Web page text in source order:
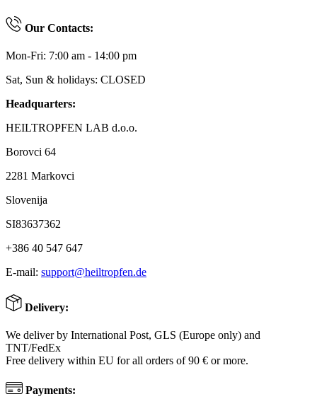
Our Contacts:
Mon-Fri: 7:00 am - 14:00 pm
Sat, Sun & holidays: CLOSED
Headquarters:
HEILTROPFEN LAB d.o.o.
Borovci 64
2281 Markovci
Slovenija
SI83637362
+386 40 547 647
E-mail: support@heiltropfen.de
Delivery:
We deliver by International Post, GLS (Europe only) and
TNT/FedEx
Free delivery within EU for all orders of 90 € or more.
Payments: